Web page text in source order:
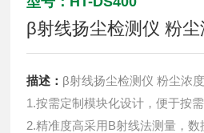
β射线扬尘检测仪 粉尘
描述： β射线扬尘检测仪 粉尘浓
1.按需定制模块化设计，便于按
2.精准度高采用B射线法测量，数